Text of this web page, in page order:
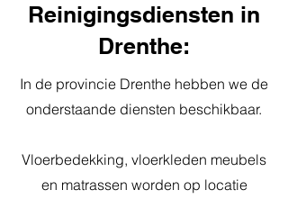
Reinigingsdiensten in
Drenthe:
In de provincie Drenthe hebben we de
onderstaande diensten beschikbaar.
Vloerbedekking, vloerkleden meubels
en matrassen worden op locatie